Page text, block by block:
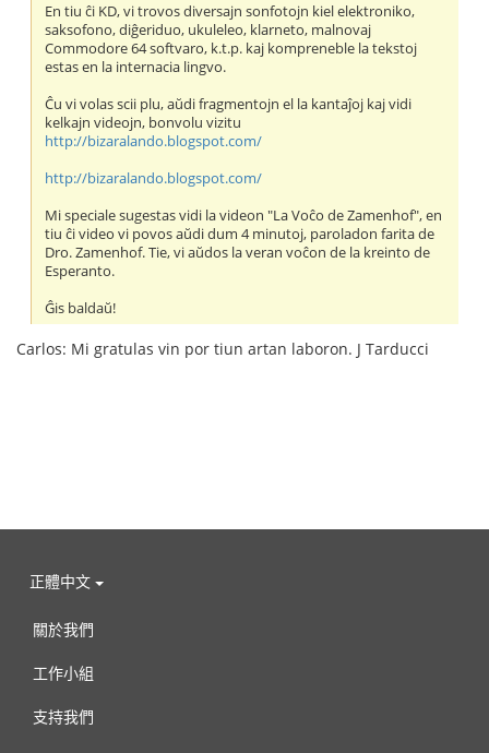
En tiu ĉi KD, vi trovos diversajn sonfotojn kiel elektroniko,
saksofono, diĝeriduo, ukuleleo, klarneto, malnovaj
Commodore 64 softvaro, k.t.p. kaj kompreneble la tekstoj
estas en la internacia lingvo.
Ĉu vi volas scii plu, aŭdi fragmentojn el la kantaĵoj kaj vidi
kelkajn videojn, bonvolu vizitu
http://bizaralando.blogspot.com/
http://bizaralando.blogspot.com/
Mi speciale sugestas vidi la videon "La Voĉo de Zamenhof", en
tiu ĉi video vi povos aŭdi dum 4 minutoj, paroladon farita de
Dro. Zamenhof. Tie, vi aŭdos la veran voĉon de la kreinto de
Esperanto.
Ĝis baldaŭ!
Carlos: Mi gratulas vin por tiun artan laboron. J Tarducci
正體中文
關於我們
工作小組
支持我們